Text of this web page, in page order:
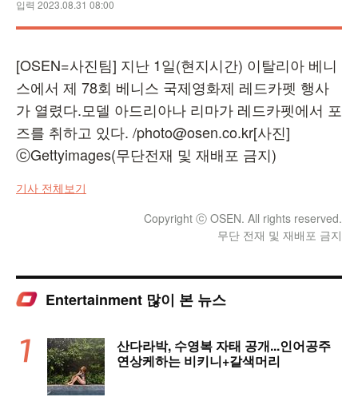
입력 2023.08.31 08:00
[OSEN=사진팀] 지난 1일(현지시간) 이탈리아 베니
스에서 제 78회 베니스 국제영화제 레드카펫 행사
가 열렸다.모델 아드리아나 리마가 레드카펫에서 포
즈를 취하고 있다. /photo@osen.co.kr[사진]
ⓒGettyimages(무단전재 및 재배포 금지)
기사 전체보기
Copyright ⓒ OSEN. All rights reserved.
무단 전재 및 재배포 금지
Entertainment 많이 본 뉴스
산다라박, 수영복 자태 공개...인어공주
연상케하는 비키니+갈색머리